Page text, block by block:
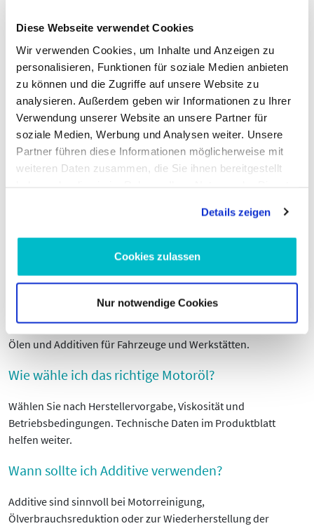
Diese Webseite verwendet Cookies
Wir verwenden Cookies, um Inhalte und Anzeigen zu
personalisieren, Funktionen für soziale Medien anbieten
zu können und die Zugriffe auf unsere Website zu
analysieren. Außerdem geben wir Informationen zu Ihrer
Verwendung unserer Website an unsere Partner für
soziale Medien, Werbung und Analysen weiter. Unsere
Partner führen diese Informationen möglicherweise mit
weiteren Daten zusammen, die Sie ihnen bereitgestellt
Details zeigen
Cookies zulassen
Nur notwendige Cookies
Routinewechsel oder spezieller Problemdiagnose:
unterstützen effiziente Serviceprozesse.
Auswahl und Kompatibilität
Wählen Sie nach Herstellervorgaben, Einsatzbedingungen und
Servicenormen. Unsere technische Dokumentation hilft bei der
Auswahl des passendenMotoröloder Getriebeölfür
spezifische Fahrzeugtypen.
sichern Sie Qualität aus Deutschland. Kontaktieren Sie uns für
Häufige Fragen zu LIQUI MOLY
Was ist LIQUI MOLY?
LIQUI MOLY ist ein deutscher Hersteller von Schmierstoffen,
Ölen und Additiven für Fahrzeuge und Werkstätten.
Wie wähle ich das richtige Motoröl?
Wählen Sie nach Herstellervorgabe, Viskosität und
Betriebsbedingungen. Technische Daten im Produktblatt
helfen weiter.
Wann sollte ich Additive verwenden?
Additive sind sinnvoll bei Motorreinigung,
Ölverbrauchsreduktion oder zur Wiederherstellung der